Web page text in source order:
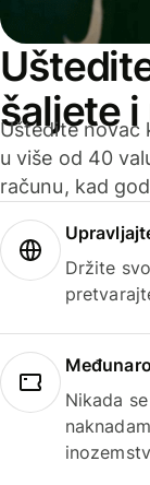
šaljete
Uštedite novac
u više od 40
računu, kad
Držite
Nikada